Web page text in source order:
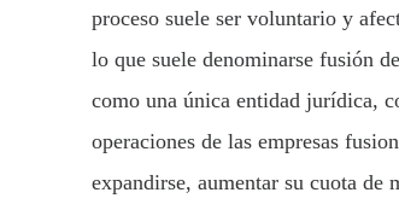
proceso suele ser voluntario y
lo que suele denominarse fusión
como una única entidad jurídica,
operaciones de las empresas
expandirse, aumentar su cuota